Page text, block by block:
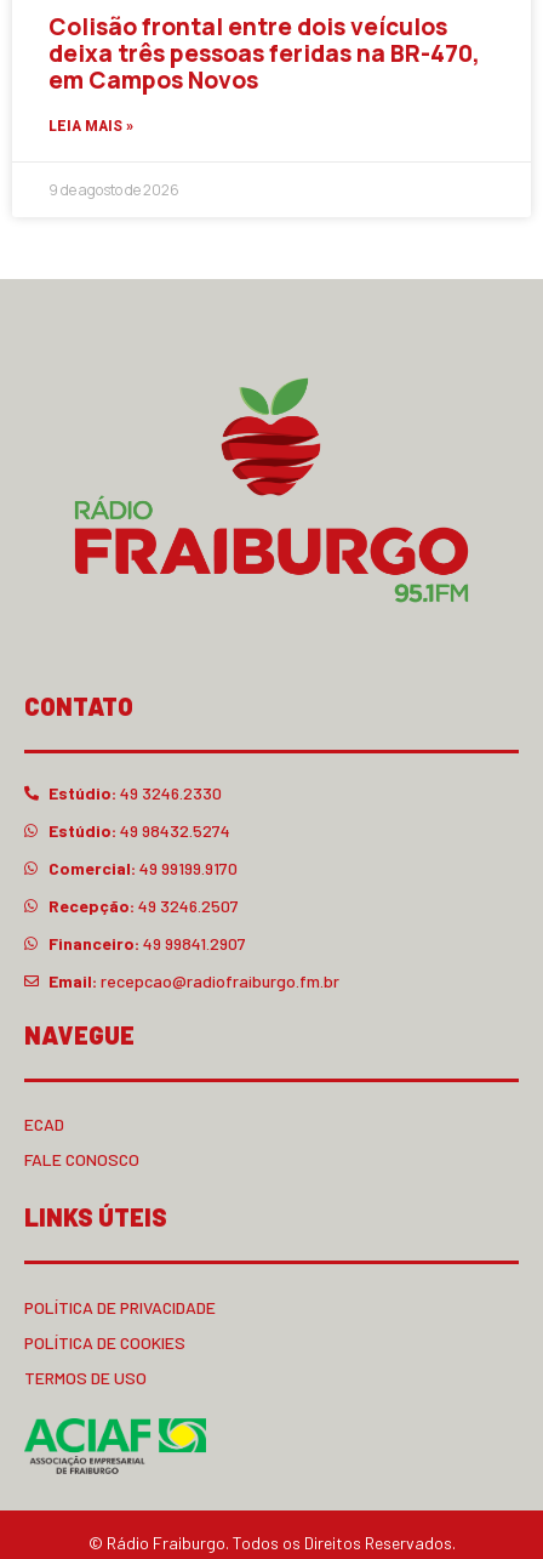
Colisão frontal entre dois veículos
deixa três pessoas feridas na BR-470,
em Campos Novos
LEIA MAIS »
9 de agosto de 2026
CONTATO
Estúdio: 49 3246.2330
Estúdio: 49 98432.5274
Comercial: 49 99199.9170
Recepção: 49 3246.2507
Financeiro: 49 99841.2907
Email: recepcao@radiofraiburgo.fm.br
NAVEGUE
ECAD
FALE CONOSCO
LINKS ÚTEIS
POLÍTICA DE PRIVACIDADE
POLÍTICA DE COOKIES
TERMOS DE USO
© Rádio Fraiburgo. Todos os Direitos Reservados.